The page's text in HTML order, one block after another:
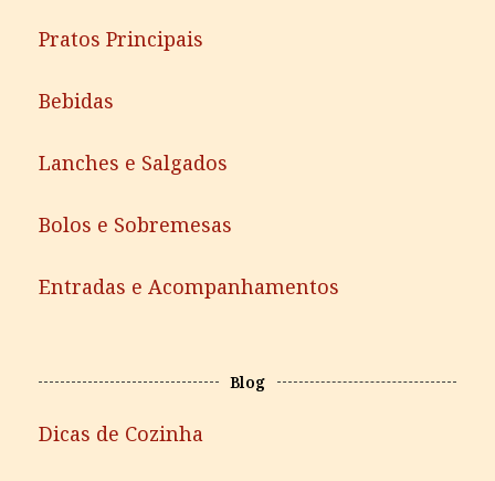
Pratos Principais
Bebidas
Lanches e Salgados
Bolos e Sobremesas
Entradas e Acompanhamentos
Blog
Dicas de Cozinha